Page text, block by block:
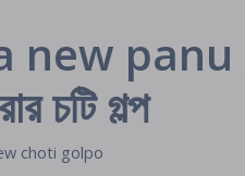
new panu
চটি গল্প
choti golpo